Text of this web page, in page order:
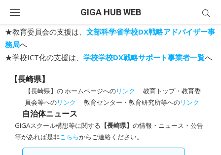
content
GIGA HUB WEB
★教育委員会の支援は、 文部科学省学校DX戦略アドバイザー事
務局へ
★学校ICT化の支援は、 学校学校DX戦略サポート事業者一覧へ
【長崎県】
【長崎県】の ホームページへのリンク
教育トップ・教育委
員会等へのリンク 教育センター・教育研究所等へのリンク
自治体ニュース
GIGAスクール構想等に関する 【長崎県】 の情報・ニュース・公告
等があれば是非こちらからご連絡ください。